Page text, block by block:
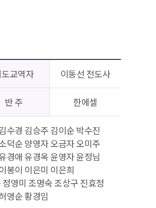
교역자 이동선 전도사
반 주 한에셀
수경 김승주 김이순 박수진
덕순 양영자 오금자 오미주
경애 유경옥 윤영자 윤정님
봉이 이은미 이은희
영미 조명숙 조상구 진효정
영순 황경임